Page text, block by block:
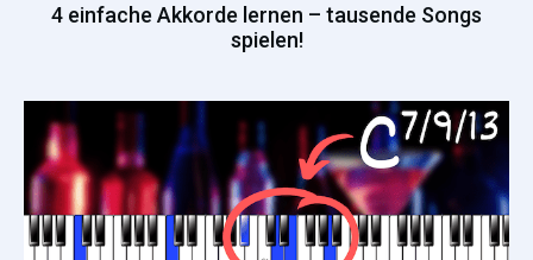
4 einfache Akkorde lernen – tausende Songs
spielen!